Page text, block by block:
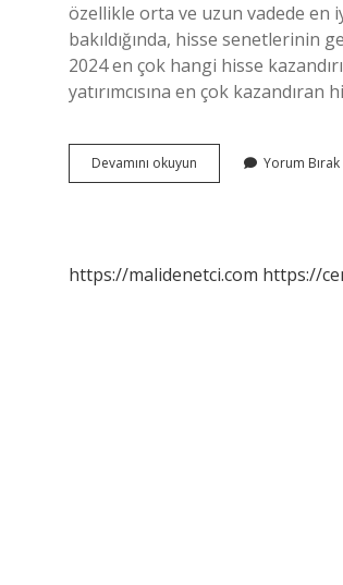
özellikle orta ve uzun vadede en
bakıldığında, hisse senetlerinin
2024 en çok hangi hisse
yatırımcısına en çok
Devamını okuyun
Hisse
Yorum Bırak
https://malidenetci.com https://